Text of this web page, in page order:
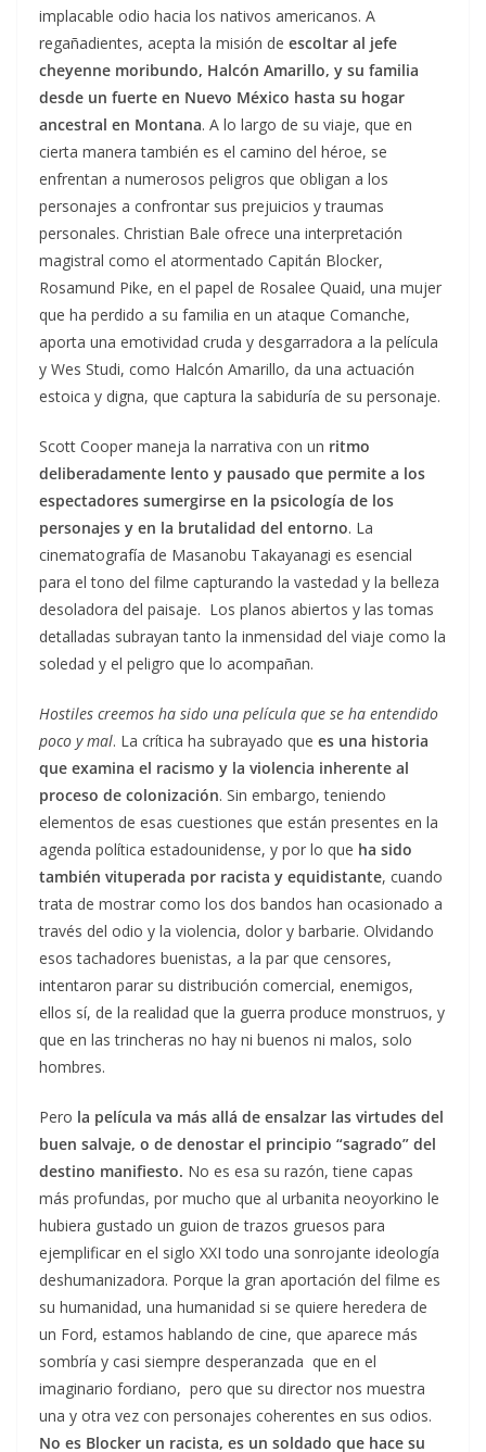
implacable odio hacia los nativos americanos. A
regañadientes, acepta la misión de escoltar al jefe
cheyenne moribundo, Halcón Amarillo, y su familia
desde un fuerte en Nuevo México hasta su hogar
ancestral en Montana. A lo largo de su viaje, que en
cierta manera también es el camino del héroe, se
enfrentan a numerosos peligros que obligan a los
personajes a confrontar sus prejuicios y traumas
personales. Christian Bale ofrece una interpretación
magistral como el atormentado Capitán Blocker,
Rosamund Pike, en el papel de Rosalee Quaid, una mujer
que ha perdido a su familia en un ataque Comanche,
aporta una emotividad cruda y desgarradora a la película
y Wes Studi, como Halcón Amarillo, da una actuación
estoica y digna, que captura la sabiduría de su personaje.
Scott Cooper maneja la narrativa con un ritmo
deliberadamente lento y pausado que permite a los
espectadores sumergirse en la psicología de los
personajes y en la brutalidad del entorno. La
cinematografía de Masanobu Takayanagi es esencial
para el tono del filme capturando la vastedad y la belleza
desoladora del paisaje. Los planos abiertos y las tomas
detalladas subrayan tanto la inmensidad del viaje como la
soledad y el peligro que lo acompañan.
Hostiles creemos ha sido una película que se ha entendido
poco y mal. La crítica ha subrayado que es una historia
que examina el racismo y la violencia inherente al
proceso de colonización. Sin embargo, teniendo
elementos de esas cuestiones que están presentes en la
agenda política estadounidense, y por lo que ha sido
también vituperada por racista y equidistante, cuando
trata de mostrar como los dos bandos han ocasionado a
través del odio y la violencia, dolor y barbarie. Olvidando
esos tachadores buenistas, a la par que censores,
intentaron parar su distribución comercial, enemigos,
ellos sí, de la realidad que la guerra produce monstruos, y
que en las trincheras no hay ni buenos ni malos, solo
hombres.
Pero la película va más allá de ensalzar las virtudes del
buen salvaje, o de denostar el principio “sagrado” del
destino manifiesto. No es esa su razón, tiene capas
más profundas, por mucho que al urbanita neoyorkino le
hubiera gustado un guion de trazos gruesos para
ejemplificar en el siglo XXI todo una sonrojante ideología
deshumanizadora. Porque la gran aportación del filme es
su humanidad, una humanidad si se quiere heredera de
un Ford, estamos hablando de cine, que aparece más
sombría y casi siempre desperanzada que en el
imaginario fordiano, pero que su director nos muestra
una y otra vez con personajes coherentes en sus odios.
No es Blocker un racista, es un soldado que hace su